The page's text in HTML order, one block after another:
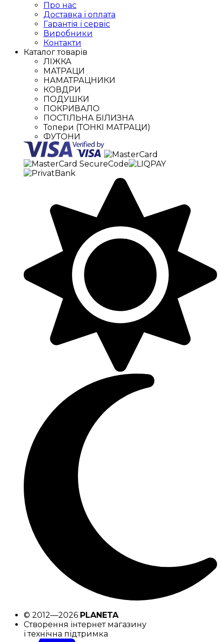
Про нас
Доставка і оплата
Гарантія і сервіс
Виробники
Контакти
Каталог товарів
ЛІЖКА
МАТРАЦИ
НАМАТРАЦНИКИ
КОВДРИ
ПОДУШКИ
ПОКРИВАЛО
ПОСТІЛЬНА БІЛИЗНА
Топери (ТОНКІ МАТРАЦИ)
ФУТОНИ
© 2012—2026 PLANETA
Створення інтернет магазину
і технічна підтримка